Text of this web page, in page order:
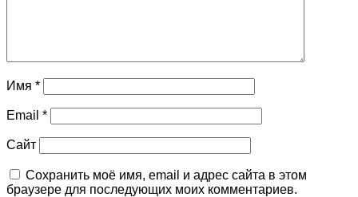
Имя *
Email *
Сайт
Сохранить моё имя, email и адрес сайта в этом
браузере для последующих моих комментариев.